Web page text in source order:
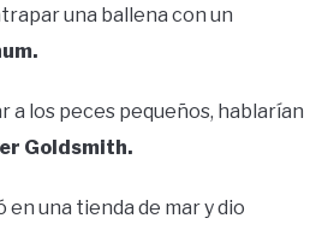
una ballena con un
a los peces pequeños, hablarían
Goldsmith.
en una tienda de mar y dio